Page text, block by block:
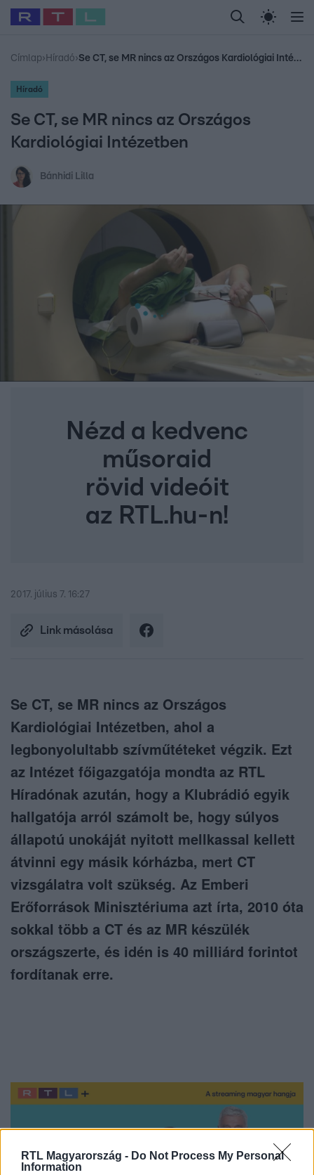
RTL Magyarország - Do Not Process My Personal
Information
Legfrissebb RTL Híradó Randi Celeb vagyok,
Babits Marcella Most Wanted Gallusz
Címlap› Híradó› Se CT, se MR nincs az Országos Kardiológiai Intézetben
Híradó
Se CT, se MR nincs az Országos
Kardiológiai Intézetben
Bánhidi Lilla
Nézd a kedvenc
műsoraid
rövid videóit
az RTL.hu-n!
2017. július 7. 16:27
Link másolása
Se CT, se MR nincs az Országos
Kardiológiai Intézetben, ahol a
legbonyolultabb szívműtéteket végzik. Ezt
az Intézet főigazgatója mondta az RTL
Híradónak azután, hogy a Klubrádió egyik
hallgatója arról számolt be, hogy súlyos
állapotú unokáját nyitott mellkassal kellett
átvinni egy másik kórházba, mert CT
vizsgálatra volt szükség. Az Emberi
Erőforrások Minisztériuma azt írta, 2010 óta
sokkal több a CT és az MR készülék
országszerte, és idén is 40 milliárd forintot
fordítanak erre.